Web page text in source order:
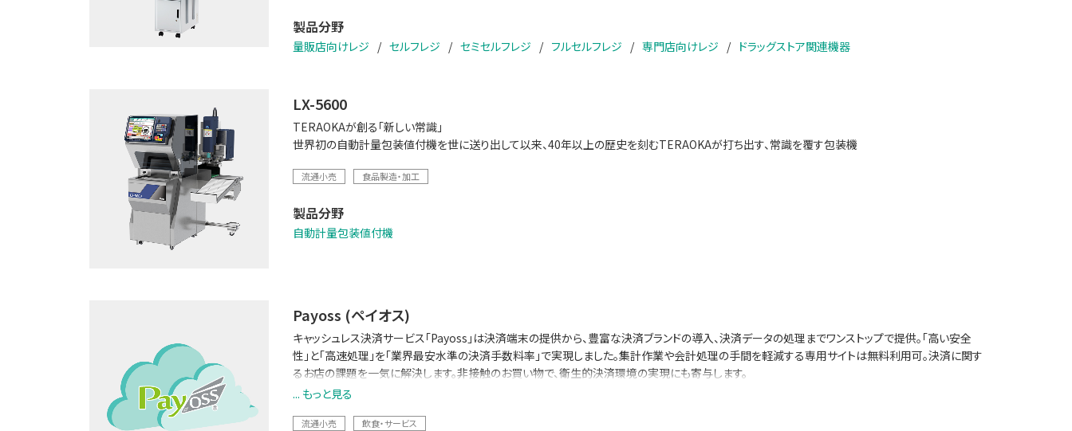
製品分野
量販店向けレジ セルフレジ セミセルフレジ フルセルフレジ 専門店向けレジ ドラッグストア関連機器
LX-5600
TERAOKAが創る「新しい常識」
世界初の自動計量包装値付機を世に送り出して以来、40年以上の歴史を刻むTERAOKAが打ち出す、常識を覆す包装機
流通小売 食品製造・加工
製品分野
自動計量包装値付機
Payoss (ペイオス)
キャッシュレス決済サービス「Payoss」は決済端末の提供から、豊富な決済ブランドの導入、決済データの処理までワンストップで提供。「高い安全
性」と「高速処理」を「業界最安水準の決済手数料率」で実現しました。集計作業や会計処理の手間を軽減する専用サイトは無料利用可。決済に関す
るお店の課題を一気に解決します。非接触のお買い物で、衛生的決済環境の実現にも寄与します。
ブランドWebサイト: 「Payoss (ペイオス)」
... もっと見る
流通小売 飲食・サービス